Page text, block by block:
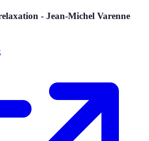
- Jean-Michel Varenne